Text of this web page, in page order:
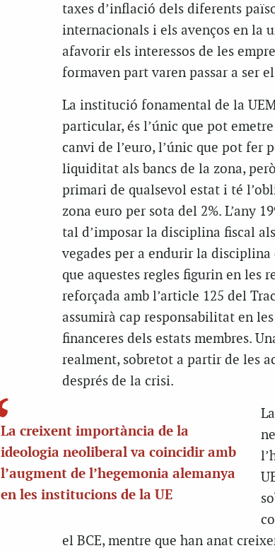
taxes d’inflació dels diferents
internacionals i els avenços en la
afavorir els interessos de les
formaven part varen passar a ser
La institució fonamental de la
particular, és l’únic que pot
canvi de l’euro, l’únic que pot
liquiditat als bancs de la zona,
primari de qualsevol estat i té
zona euro per sota del 2%. L’any
tal d’imposar la disciplina fiscal
vegades per a endurir la disciplina
que aquestes regles figurin en les
reforçada amb l’article 125 del
assumirà cap responsabilitat en
financeres dels estats membres.
realment, sobretot a partir de les
després de la crisi.
La creixent importància de la
ideologia neoliberal va coincidir amb
l’augment de l’hegemonia alemanya
en les institucions de la UE
el BCE, mentre que han anat